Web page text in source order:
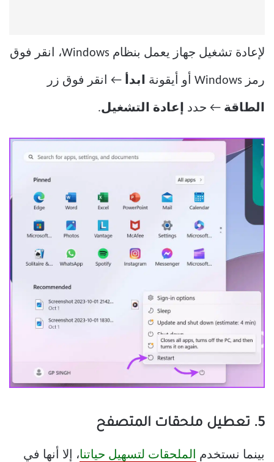
لإعادة تشغيل جهاز يعمل بنظام Windows، انقر فوق
رمز Windows أو أيقونة ابدأ ← انقر فوق زر
الطاقة ← حدد إعادة التشغيل.
5. تعطيل ملحقات المتصفح
بينما نستخدم الملحقات لتسهيل حياتنا، إلا أنها في